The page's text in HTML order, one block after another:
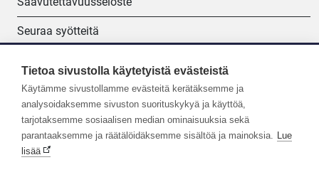
Seuraa syötteitä
Seuraa meitä:
Tietoa sivustolla käytetyistä evästeistä
Käytämme sivustollamme evästeitä kerätäksemme ja
analysoidaksemme sivuston suorituskykyä ja käyttöä,
tarjotaksemme sosiaalisen median ominaisuuksia sekä
parantaaksemme ja räätälöidäksemme sisältöä ja mainoksia. Lue
lisää